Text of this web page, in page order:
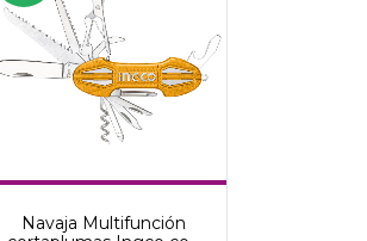
Navaja Multifunción